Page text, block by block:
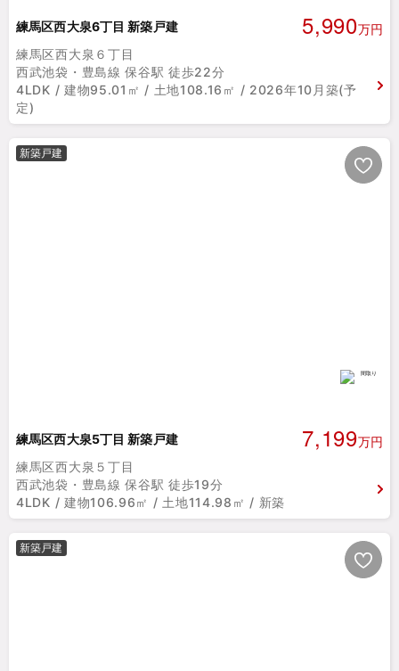
練馬区西大泉6丁目 新築戸建 5,990万円
練馬区西大泉６丁目
西武池袋・豊島線 保谷駅 徒歩22分
4LDK / 建物95.01㎡ / 土地108.16㎡ / 2026年10月築(予
定)
新築戸建
練馬区西大泉5丁目 新築戸建 7,199万円
練馬区西大泉５丁目
西武池袋・豊島線 保谷駅 徒歩19分
4LDK / 建物106.96㎡ / 土地114.98㎡ / 新築
新築戸建